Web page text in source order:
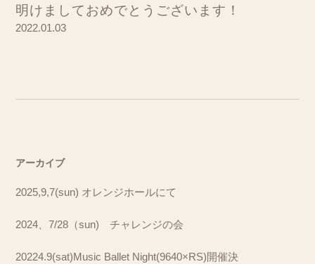
明けましておめでとうございます！
2022.01.03
アーカイブ
2025,9,7(sun) オレンジホールにて
2024、7/28（sun) チャレンジの会
20224.9(sat)Music Ballet Night(9640×RS)開催決